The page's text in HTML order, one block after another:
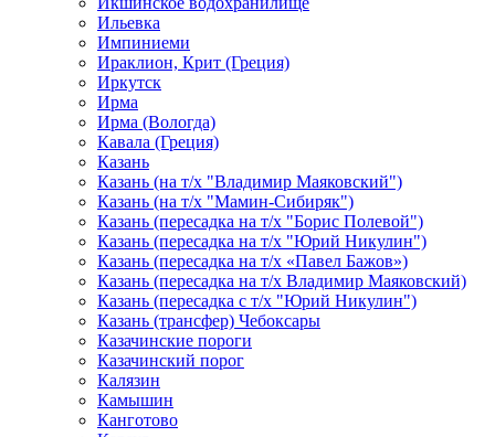
Ильевка
Импиниеми
Ираклион, Крит (Греция)
Иркутск
Ирма
Ирма (Вологда)
Кавала (Греция)
Казань
Казань (на т/х "Владимир Маяковский")
Казань (на т/х "Мамин-Сибиряк")
Казань (пересадка на т/х "Борис Полевой")
Казань (пересадка на т/х "Юрий Никулин")
Казань (пересадка на т/х «Павел Бажов»)
Казань (пересадка на т/х Владимир Маяковский)
Казань (пересадка с т/х "Юрий Никулин")
Казань (трансфер) Чебоксары
Казачинские пороги
Казачинский порог
Калязин
Камышин
Канготово